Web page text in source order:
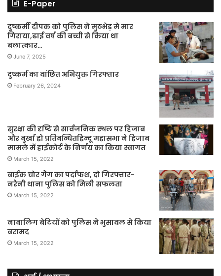
E-Paper
दुष्कर्मी दीपक को पुलिस ने मुठभेड़ मे मार
गिराया,ढाई वर्ष की बच्ची से किया था
बलात्कार…
June 7, 2025
दुष्कर्म का वांछित अभियुक्त गिरफ्तार
February 26, 2024
सुरक्षा की दृष्टि से सार्वजनिक स्थल पर हिजाब
और बुर्खा हो प्रतिबन्धितहिन्दू महासभा ने हिजाब
मामले में हाईकोर्ट के निर्णय का किया स्वागत
March 15, 2022
बाईक चोर गैंग का पर्दाफश, दो गिरफ्तार-
नरैनी थाना पुलिस को मिली सफलता
March 15, 2022
नाबालिग बेटियों को पुलिस ने भुसावल से किया
बरामद
March 15, 2022